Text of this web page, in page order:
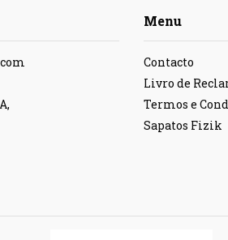
Menu
Contacto
Livro de
Termos e
Sapatos Fizik